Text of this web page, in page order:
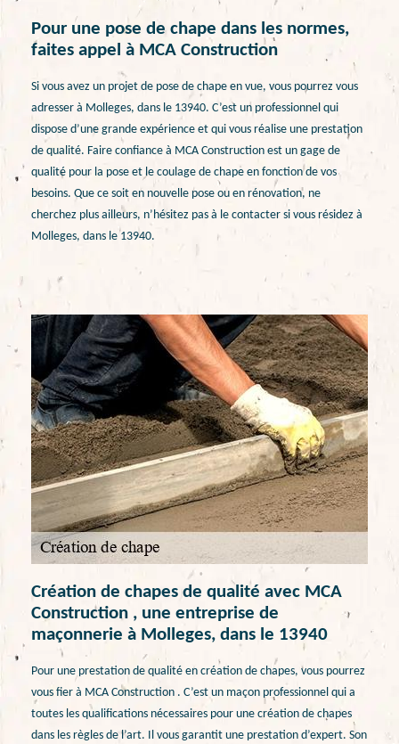
Pour une pose de chape dans les normes,
faites appel à MCA Construction
Si vous avez un projet de pose de chape en vue, vous pourrez vous
adresser à Molleges, dans le 13940. C’est un professionnel qui
dispose d’une grande expérience et qui vous réalise une prestation
de qualité. Faire confiance à MCA Construction est un gage de
qualité pour la pose et le coulage de chape en fonction de vos
besoins. Que ce soit en nouvelle pose ou en rénovation, ne
cherchez plus ailleurs, n’hésitez pas à le contacter si vous résidez à
Molleges, dans le 13940.
Création de chapes de qualité avec MCA
Construction , une entreprise de
maçonnerie à Molleges, dans le 13940
Pour une prestation de qualité en création de chapes, vous pourrez
vous fier à MCA Construction . C’est un maçon professionnel qui a
toutes les qualifications nécessaires pour une création de chapes
dans les règles de l’art. Il vous garantit une prestation d’expert. Son